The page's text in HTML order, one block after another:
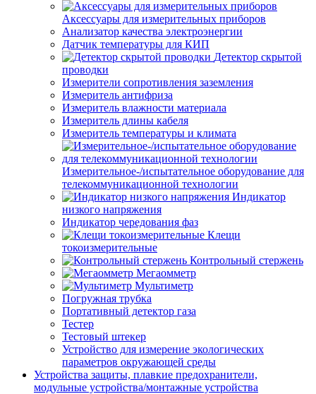
Аксессуары для измерительных приборов
Анализатор качества электроэнергии
Датчик температуры для КИП
Детектор скрытой
проводки
Измерители сопротивления заземления
Измеритель антифриза
Измеритель влажности материала
Измеритель длины кабеля
Измеритель температуры и климата
Измерительное-/испытательное оборудование для
телекоммуникационной технологии
Индикатор
низкого напряжения
Индикатор чередования фаз
Клещи
токоизмерительные
Контрольный стержень
Мегаомметр
Мультиметр
Погружная трубка
Портативный детектор газа
Тестер
Тестовый штекер
Устройство для измерение экологических
параметров окружающей среды
Устройства защиты, плавкие предохранители,
модульные устройства/монтажные устройства